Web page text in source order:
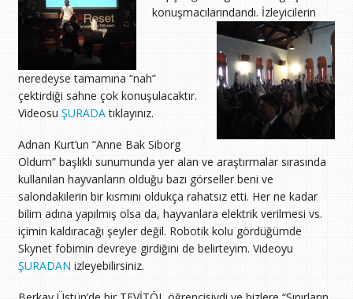
konuşmacılarındandı. İzleyicilerin
neredeyse tamamına “nah”
çektirdiği sahne çok konuşulacaktır.
Videosu ŞURADAtıklayınız.
Adnan Kurt’un “Anne Bak Siborg
Oldum” başlıklı sunumunda yer alan ve araştırmalar sırasında
kullanılan hayvanların olduğu bazı görseller beni ve
salondakilerin bir kısmını oldukça rahatsız etti. Her ne kadar
bilim adına yapılmış olsa da, hayvanlara elektrik verilmesi vs.
içimin kaldıracağı şeyler değil. Robotik kolu gördüğümde
Skynet fobimin devreye girdiğini de belirteyim. Videoyu
ŞURADAN izleyebilirsiniz.